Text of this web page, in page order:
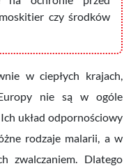
czy środków
w ciepłych krajach,
nie są w ogóle
układ odpornościowy
rodzaje malarii, a w
zwalczaniem. Dlatego